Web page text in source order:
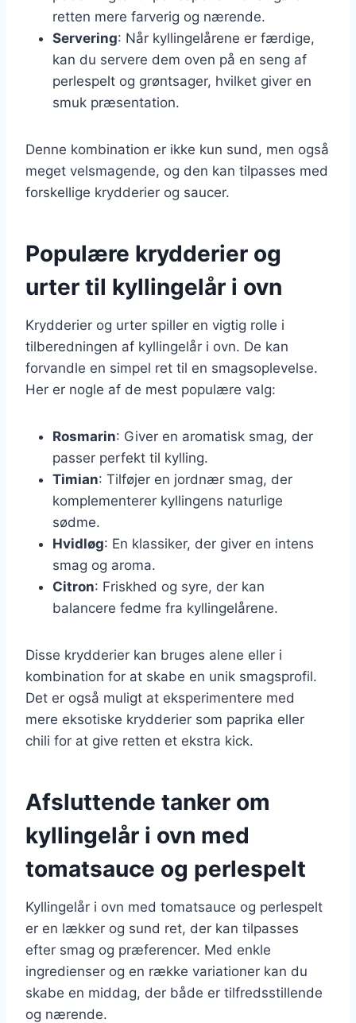
retten mere farverig og nærende.
Servering: Når kyllingelårene er færdige,
kan du servere dem oven på en seng af
perlespelt og grøntsager, hvilket giver en
smuk præsentation.
Denne kombination er ikke kun sund, men også
meget velsmagende, og den kan tilpasses med
forskellige krydderier og saucer.
Populære krydderier og
urter til kyllingelår i ovn
Krydderier og urter spiller en vigtig rolle i
tilberedningen af kyllingelår i ovn. De kan
forvandle en simpel ret til en smagsoplevelse.
Her er nogle af de mest populære valg:
Rosmarin: Giver en aromatisk smag, der
passer perfekt til kylling.
Timian: Tilføjer en jordnær smag, der
komplementerer kyllingens naturlige
sødme.
Hvidløg: En klassiker, der giver en intens
smag og aroma.
Citron: Friskhed og syre, der kan
balancere fedme fra kyllingelårene.
Disse krydderier kan bruges alene eller i
kombination for at skabe en unik smagsprofil.
Det er også muligt at eksperimentere med
mere eksotiske krydderier som paprika eller
chili for at give retten et ekstra kick.
Afsluttende tanker om
kyllingelår i ovn med
tomatsauce og perlespelt
Kyllingelår i ovn med tomatsauce og perlespelt
er en lækker og sund ret, der kan tilpasses
efter smag og præferencer. Med enkle
ingredienser og en række variationer kan du
skabe en middag, der både er tilfredsstillende
og nærende.